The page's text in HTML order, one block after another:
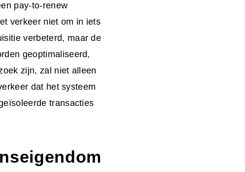
pay-to-renew
verkeer niet om in iets
verbeterd, maar de
geoptimaliseerd,
zijn, zal niet alleen
dat het systeem
transacties